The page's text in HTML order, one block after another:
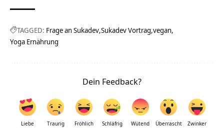
TAGGED: Frage an Sukadev Sukadev Vortrag vegan
Yoga Ernährung
Dein Feedback?
Liebe Traurig Fröhlich Schläfrig Wütend Überrascht Zwinker